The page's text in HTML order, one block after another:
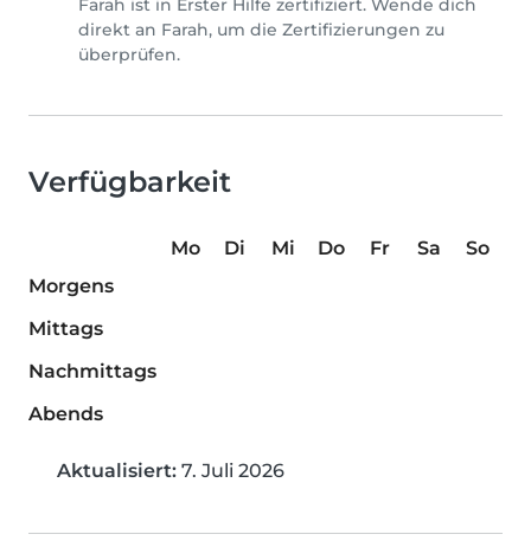
Farah ist in Erster Hilfe zertifiziert. Wende dich
direkt an Farah, um die Zertifizierungen zu
überprüfen.
Verfügbarkeit
Mo Di Mi Do Fr Sa
So
Morgens
Mittags
Nachmittags
Abends
Aktualisiert: 7. Juli 2026